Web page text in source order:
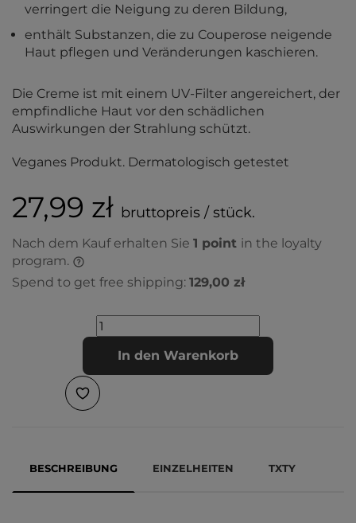
verringert die Neigung zu deren Bildung,
enthält Substanzen, die zu Couperose neigende
Haut pflegen und Veränderungen kaschieren.
Die Creme ist mit einem UV-Filter angereichert, der
empfindliche Haut vor den schädlichen
Auswirkungen der Strahlung schützt.
Veganes Produkt. Dermatologisch getestet
27,99 zł bruttopreis / stück.
Nach dem Kauf erhalten Sie 1 point in the loyalty
program.
Spend to get free shipping: 129,00 zł
In den Warenkorb
BESCHREIBUNG EINZELHEITEN TXTY